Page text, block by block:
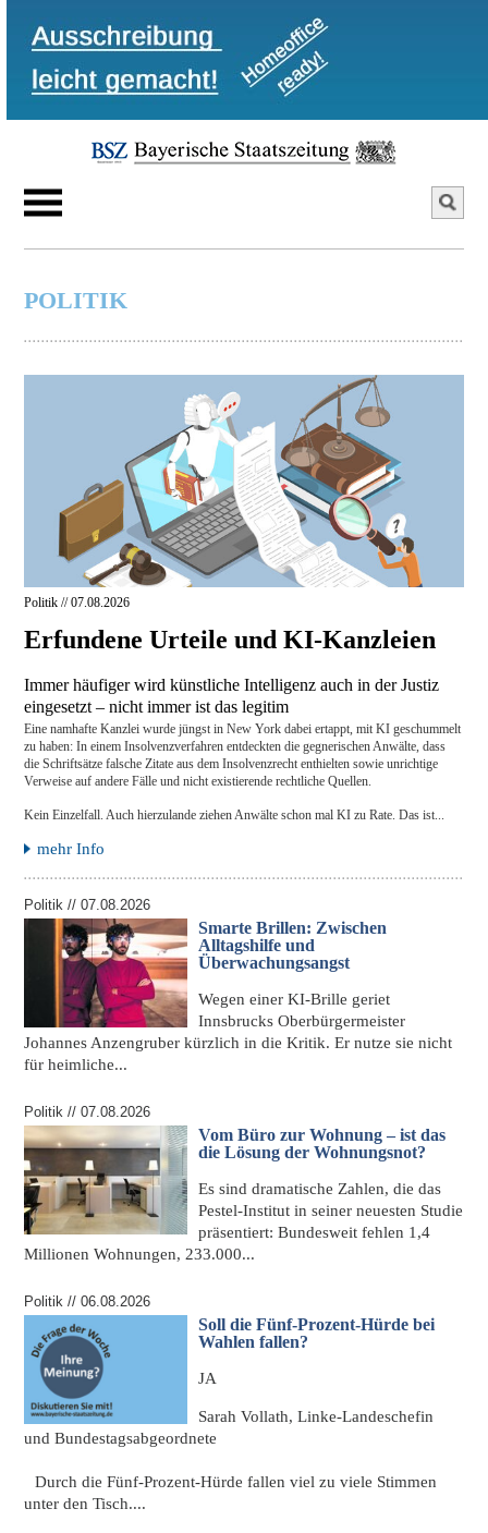
POLITIK
Politik // 07.08.2026
Erfundene Urteile und KI-Kanzleien
Immer häufiger wird künstliche Intelligenz auch in der Justiz
eingesetzt – nicht immer ist das legitim
Eine namhafte Kanzlei wurde jüngst in New York dabei ertappt, mit KI geschummelt
zu haben: In einem Insolvenzverfahren entdeckten die gegnerischen Anwälte, dass
die Schriftsätze falsche Zitate aus dem Insolvenzrecht enthielten sowie unrichtige
Verweise auf andere Fälle und nicht existierende rechtliche Quellen.
Kein Einzelfall. Auch hierzulande ziehen Anwälte schon mal KI zu Rate. Das ist...
mehr Info
Politik // 07.08.2026
Smarte Brillen: Zwischen
Alltagshilfe und
Überwachungsangst
Wegen einerKI-Brille geriet
Innsbrucks Oberbürgermeister
Johannes Anzengruber kürzlich in die Kritik. Er nutze sie nicht
für heimliche...
Politik // 07.08.2026
Vom Büro zur Wohnung – ist das
die Lösung der Wohnungsnot?
Es sind dramatische Zahlen, die das
Pestel-Institut in seiner neuesten Studie
präsentiert: Bundesweit fehlen 1,4
Millionen Wohnungen, 233.000...
Politik // 06.08.2026
Soll die Fünf-Prozent-Hürde bei
Wahlen fallen?
JA
Sarah Vollath, Linke-Landeschefin
und Bundestagsabgeordnete
Durch dieFünf-Prozent-Hürdefallen viel zu viele Stimmen
unter den Tisch....